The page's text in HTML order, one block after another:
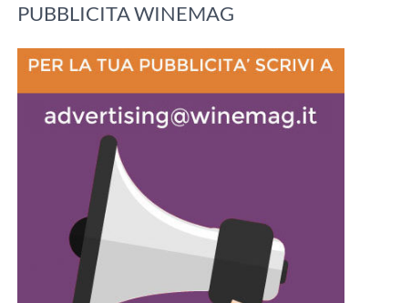
PUBBLICITA WINEMAG